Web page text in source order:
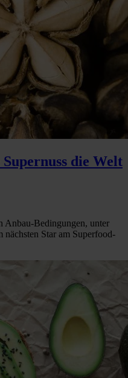
die Welt
Anbau-Bedingungen, unter
nächsten Star am Superfood-